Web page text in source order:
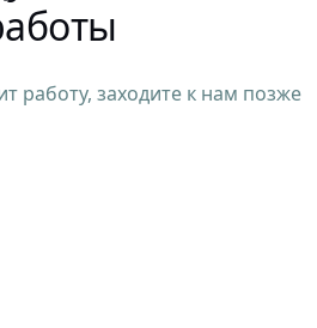
работу, заходите к нам позже